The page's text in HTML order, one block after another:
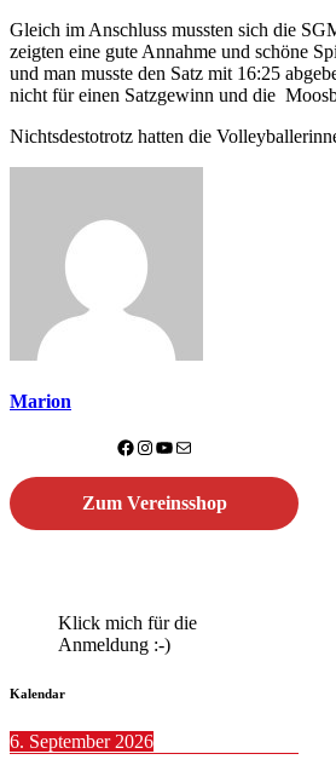
Gleich im Anschluss mussten sich die
zeigten eine gute Annahme und schöne
und man musste den Satz mit 16:25
nicht für einen Satzgewinn und die
Nichtsdestotrotz hatten die
Marion
Facebook
Instagram
YouTube
E-Mail
Zum Vereinsshop
Klick mich für die
Anmeldung :-)
Kalendar
6. September 2026